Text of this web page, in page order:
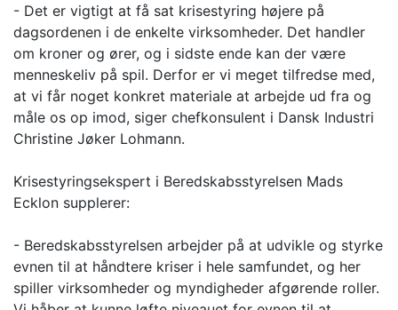
- Det er vigtigt at få sat krisestyring højere på
dagsordenen i de enkelte virksomheder. Det handler
om kroner og ører, og i sidste ende kan der være
menneskeliv på spil. Derfor er vi meget tilfredse med,
at vi får noget konkret materiale at arbejde ud fra og
måle os op imod, siger chefkonsulent i Dansk Industri
Christine Jøker Lohmann.
Krisestyringsekspert i Beredskabsstyrelsen Mads
Ecklon supplerer:
- Beredskabsstyrelsen arbejder på at udvikle og styrke
evnen til at håndtere kriser i hele samfundet, og her
spiller virksomheder og myndigheder afgørende roller.